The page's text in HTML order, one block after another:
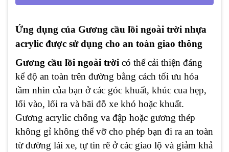
Ứng dụng của Gương cầu lồi ngoài trời nhựa
acrylic được sử dụng cho an toàn giao thông
Gương cầu lồi ngoài trời có thể cải thiện đáng
kể độ an toàn trên đường bằng cách tối ưu hóa
tầm nhìn của bạn ở các góc khuất, khúc cua hẹp,
lối vào, lối ra và bãi đỗ xe khó hoặc khuất.
Gương acrylic chống va đập hoặc gương thép
không gỉ không thể vỡ cho phép bạn đi ra an toàn
từ đường lái xe, tự tin rẽ ở các giao lộ và giảm khả